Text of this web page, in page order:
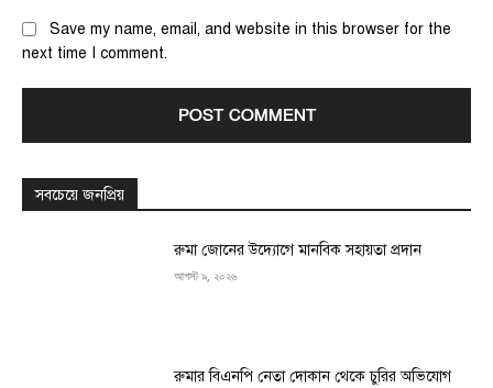
Save my name, email, and website in this browser for the
next time I comment.
সবচেয়ে জনপ্রিয়
রুমা জোনের উদ্যোগে মানবিক সহায়তা প্রদান
আগস্ট ৯, ২০২৬
রুমার বিএনপি নেতা দোকান থেকে চুরির অভিযোগ